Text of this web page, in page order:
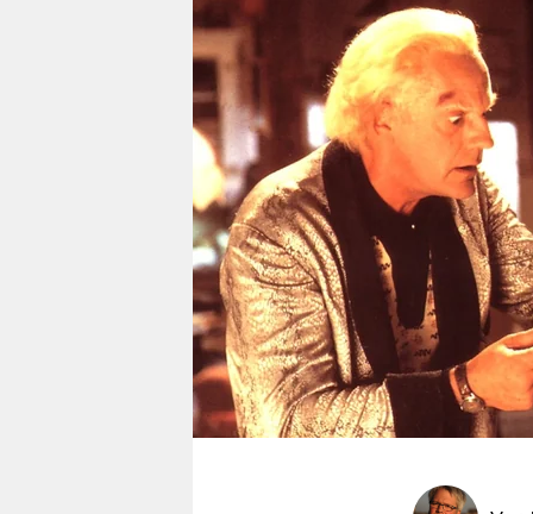
nord
wahrheit
verlag
verlag
veranstaltungen
shop
fragen & hilfe
unterstützen
abo